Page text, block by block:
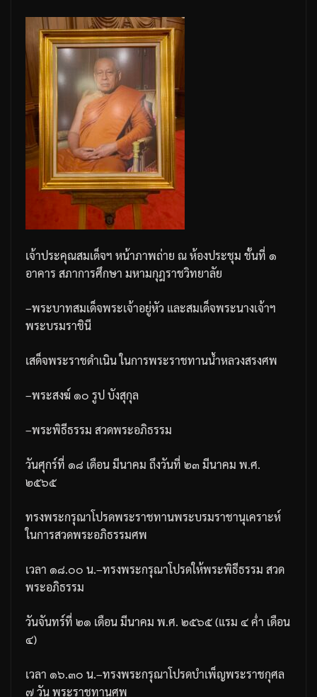
เจ้าประคุณสมเด็จฯ หน้าภาพถ่าย ณห้องประชุม ชั้นที่ ๑
อาคาร สภาการศึกษา มหามกุฎราชวิทยาลัย
–พระบาทสมเด็จพระเจ้าอยู่หัว และสมเด็จพระนางเจ้าฯ
พระบรมราชินี
เสด็จพระราชดำเนินในการพระราชทานน้ำหลวงสรงศพ
–พระสงฆ์ ๑๐ รูปบังสุกุล
–พระพิธีธรรม สวดพระอภิธรรม
วันศุกร์ที่ ๑๘ เดือนมีนาคม ถึงวันที่ ๒๓ มีนาคม พ.ศ.
๒๕๖๕
ทรงพระกรุณาโปรดพระราชทานพระบรมราชานุเคราะห์
ในการสวดพระอภิธรรมศพ
เวลา ๑๘.๐๐ น.–ทรงพระกรุณาโปรดให้พระพิธีธรรม สวด
พระอภิธรรม
วันจันทร์ที่ ๒๑ เดือนมีนาคม พ.ศ. ๒๕๖๕(แรม ๔ค่ำ เดือน
๔)
เวลา ๑๖.๓๐ น.–ทรงพระกรุณาโปรดบำเพ็ญพระราชกุศล
๗วันพระราชทานศพ